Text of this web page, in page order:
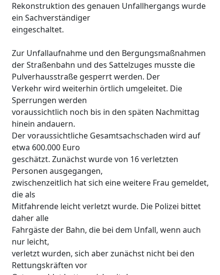
Rekonstruktion des genauen Unfallhergangs wurde
ein Sachverständiger
eingeschaltet.
Zur Unfallaufnahme und den Bergungsmaßnahmen
der Straßenbahn und des Sattelzuges musste die
Pulverhausstraße gesperrt werden. Der
Verkehr wird weiterhin örtlich umgeleitet. Die
Sperrungen werden
voraussichtlich noch bis in den späten Nachmittag
hinein andauern.
Der voraussichtliche Gesamtsachschaden wird auf
etwa 600.000 Euro
geschätzt. Zunächst wurde von 16 verletzten
Personen ausgegangen,
zwischenzeitlich hat sich eine weitere Frau gemeldet,
die als
Mitfahrende leicht verletzt wurde. Die Polizei bittet
daher alle
Fahrgäste der Bahn, die bei dem Unfall, wenn auch
nur leicht,
verletzt wurden, sich aber zunächst nicht bei den
Rettungskräften vor